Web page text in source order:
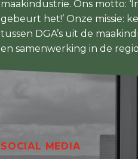
maakindustrie. Ons motto:
gebeurt het!’ Onze missie:
tussen DGA’s uit de
en samenwerking in de
SOCIAL MEDIA